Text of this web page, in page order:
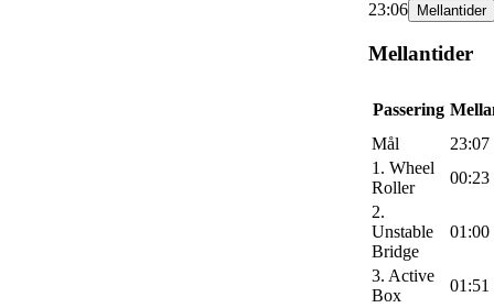
23:06 Mellantider
Mellantider
Passering
Mål
23:07
1. Wheel
Roller
00:23
2.
Unstable
Bridge
01:00
3. Active
Box
01:51